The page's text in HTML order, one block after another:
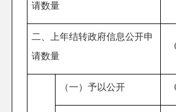
请数量
二、上年结转政府信息公开申
请数量
（一）予以公开